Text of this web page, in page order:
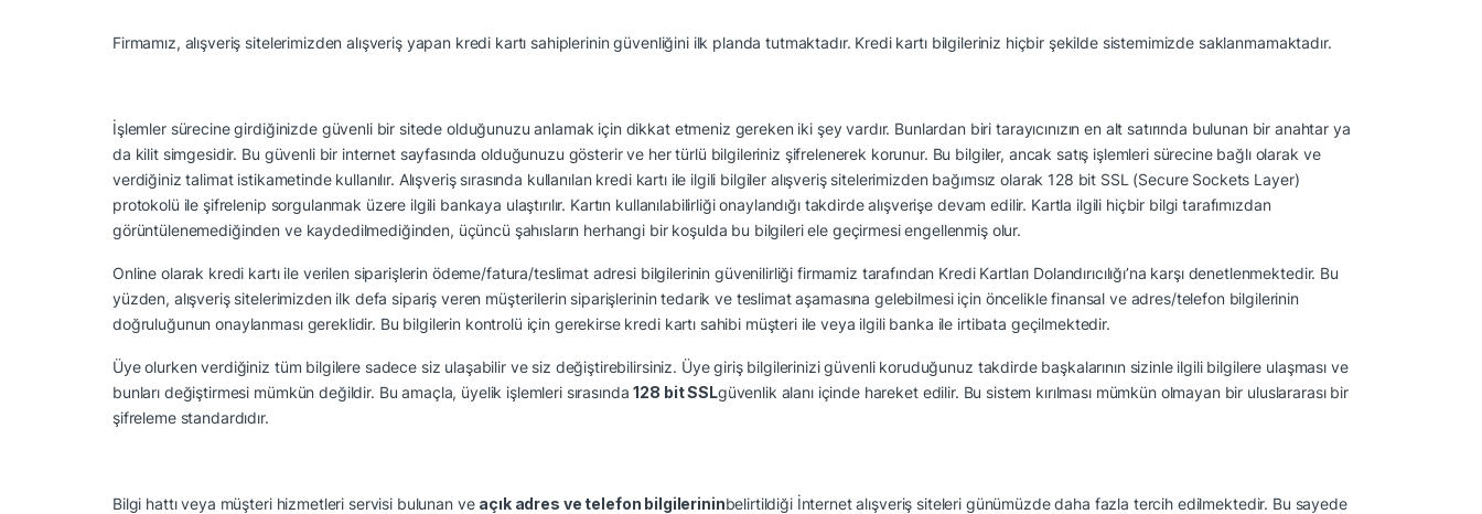
Firmamız, alışveriş sitelerimizden alışveriş yapan kredi kartı sahiplerinin güvenliğini ilk planda tutmaktadır. Kredi kartı bilgileriniz hiçbir şekilde sistemimizde saklanmamaktadır.
İşlemler sürecine girdiğinizde güvenli bir sitede olduğunuzu anlamak için dikkat etmeniz gereken iki şey vardır. Bunlardan biri tarayıcınızın en alt satırında bulunan bir anahtar ya
da kilit simgesidir. Bu güvenli bir internet sayfasında olduğunuzu gösterir ve her türlü bilgileriniz şifrelenerek korunur. Bu bilgiler, ancak satış işlemleri sürecine bağlı olarak ve
verdiğiniz talimat istikametinde kullanılır. Alışveriş sırasında kullanılan kredi kartı ile ilgili bilgiler alışveriş sitelerimizden bağımsız olarak 128 bit SSL (Secure Sockets Layer)
protokolü ile şifrelenip sorgulanmak üzere ilgili bankaya ulaştırılır. Kartın kullanılabilirliği onaylandığı takdirde alışverişe devam edilir. Kartla ilgili hiçbir bilgi tarafımızdan
görüntülenemediğinden ve kaydedilmediğinden, üçüncü şahısların herhangi bir koşulda bu bilgileri ele geçirmesi engellenmiş olur.
Online olarak kredi kartı ile verilen siparişlerin ödeme/fatura/teslimat adresi bilgilerinin güvenilirliği firmamiz tarafından Kredi Kartları Dolandırıcılığı’na karşı denetlenmektedir. Bu
yüzden, alışveriş sitelerimizden ilk defa sipariş veren müşterilerin siparişlerinin tedarik ve teslimat aşamasına gelebilmesi için öncelikle finansal ve adres/telefon bilgilerinin
doğruluğunun onaylanması gereklidir. Bu bilgilerin kontrolü için gerekirse kredi kartı sahibi müşteri ile veya ilgili banka ile irtibata geçilmektedir.
Üye olurken verdiğiniz tüm bilgilere sadece siz ulaşabilir ve siz değiştirebilirsiniz. Üye giriş bilgilerinizi güvenli koruduğunuz takdirde başkalarının sizinle ilgili bilgilere ulaşması ve
bunları değiştirmesi mümkün değildir. Bu amaçla, üyelik işlemleri sırasında128 bit SSLgüvenlik alanı içinde hareket edilir. Bu sistem kırılması mümkün olmayan bir uluslararası bir
şifreleme standardıdır.
Bilgi hattı veya müşteri hizmetleri servisi bulunan ve açık adres ve telefon bilgilerininbelirtildiği İnternet alışveriş siteleri günümüzde daha fazla tercih edilmektedir. Bu sayede